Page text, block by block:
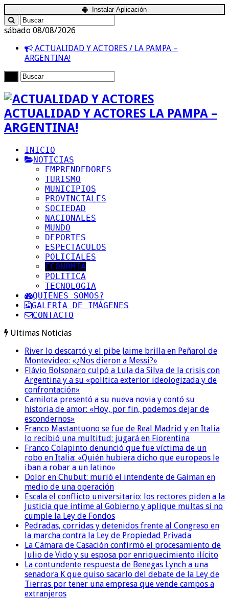
Instalar Aplicación
sábado 08/08/2026
ACTUALIDAD Y ACTORES / LA PAMPA –
ARGENTINA!
ACTUALIDAD Y ACTORES LA PAMPA –
ARGENTINA!
INICIO
NOTICIAS
EMPRENDEDORES
TURISMO
MUNICIPIOS
PROVINCIALES
SOCIEDAD
NACIONALES
MUNDO
DEPORTES
ESPECTACULOS
POLICIALES
ECONOMIA
POLITICA
TECNOLOGIA
QUIENES SOMOS?
GALERÍA DE IMÁGENES
CONTACTO
Ultimas Noticias
River lo descartó y el pibe Jaime brilla en Peñarol de
Montevideo: «¿Nos dieron a Messi?»
Flávio Bolsonaro culpó a Lula da Silva de la crisis con
Argentina y a su «política exterior ideologizada y de
confrontación»
Camilota presentó a su nueva novia y contó su
historia de amor: «Hoy, por fin, podemos dejar de
escondernos»
Franco Mastantuono se fue de Real Madrid y en Italia
lo recibió una multitud: jugará en Fiorentina
Franco Colapinto denunció que fue víctima de un
robo en Italia: «Quién hubiera dicho que europeos le
iban a robar a un latino»
Dolor en Chubut: murió el intendente de Gaiman en
medio de una operación
Escala el conflicto universitario: los rectores piden a la
Justicia que intime al Gobierno y aplique multas si no
cumple la Ley de Fondos
Pedradas, corridas y detenidos frente al Congreso en
la marcha contra la Ley de Propiedad Privada
La Cámara de Casación confirmó el procesamiento de
Julio de Vido y su esposa por enriquecimiento ilícito
La contundente respuesta de Benegas Lynch a una
senadora K que quiso sacarlo del debate de la Ley de
Tierras por tener una empresa que vende campos a
extranjeros